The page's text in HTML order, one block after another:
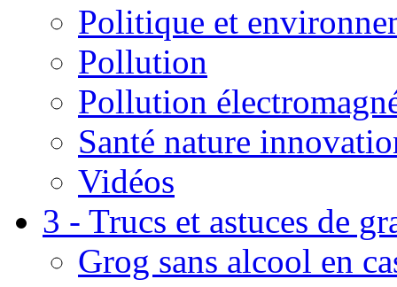
Politique et
Pollution
Pollution
Santé nature
Vidéos
3 - Trucs et astuces de
Grog sans alcool en